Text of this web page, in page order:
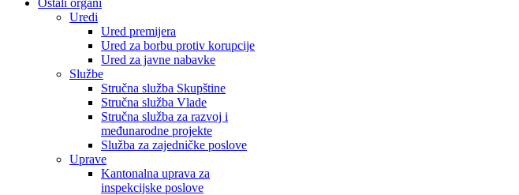
Ostali organi
Uredi
Ured premijera
Ured za borbu protiv korupcije
Ured za javne nabavke
Službe
Stručna služba Skupštine
Stručna služba Vlade
Stručna služba za razvoj i
međunarodne projekte
Služba za zajedničke poslove
Uprave
Kantonalna uprava za
inspekcijske poslove